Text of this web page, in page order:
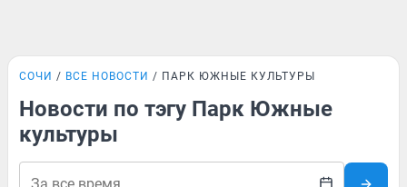
СОЧИ ВСЕ НОВОСТИ ПАРК ЮЖНЫЕ КУЛЬТУРЫ
Новости по тэгу Парк Южные
культуры